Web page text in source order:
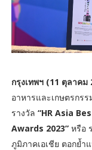
กรุงเทพฯ (11 ตุลาคม
อาหารและเกษตรกร
รางวัล “HR Asia
Awards 2023”หรือ
ภูมิภาคเอเชีย ตอกย้ำ